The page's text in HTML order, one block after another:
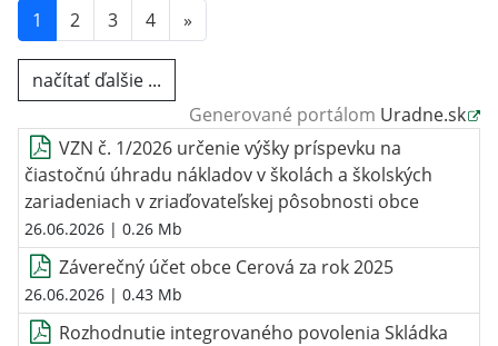
1
2 3 4 »
načítať ďalšie ...
Generované portálom Uradne.sk
VZN č. 1/2026 určenie výšky príspevku na
čiastočnú úhradu nákladov v školách a školských
zariadeniach v zriaďovateľskej pôsobnosti obce
26.06.2026 | 0.26 Mb
Záverečný účet obce Cerová za rok 2025
26.06.2026 | 0.43 Mb
Rozhodnutie integrovaného povolenia Skládka